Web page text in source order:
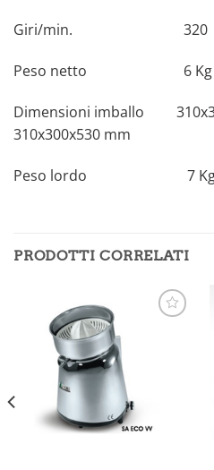
Giri/min.
Peso netto
Dimensioni imballo
310x300x530 mm
Peso lordo
PRODOTTI CORRELATI